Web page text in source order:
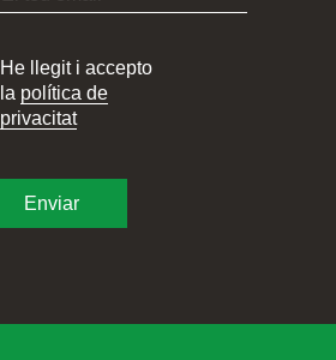
He llegit i accepto
la política de
privacitat